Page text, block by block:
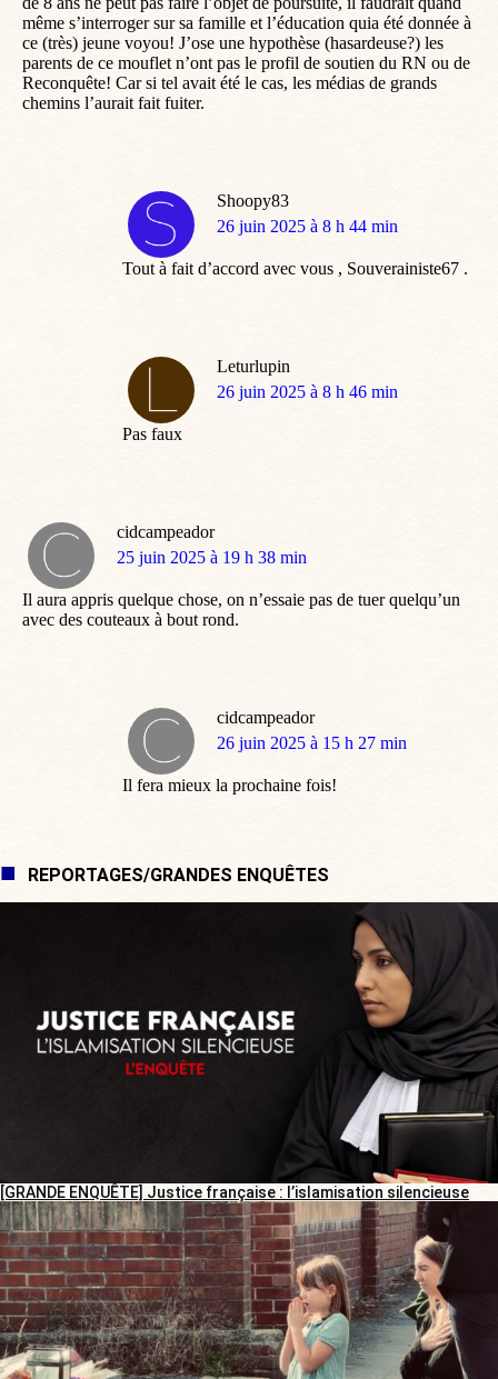
même s’interroger sur sa famille et l’éducation quia été donnée à
ce (très) jeune voyou! J’ose une hypothèse (hasardeuse?) les
parents de ce mouflet n’ont pas le profil de soutien du RN ou de
Reconquête! Car si tel avait été le cas, les médias de grands
chemins l’aurait fait fuiter.
Shoopy83
dit
26 juin 2025 à 8 h 44 min
Tout à fait d’accord avec vous , Souverainiste67 .
Leturlupin
dit
26 juin 2025 à 8 h 46 min
Pas faux
cidcampeador
dit
25 juin 2025 à 19 h 38 min
Il aura appris quelque chose, on n’essaie pas de tuer quelqu’un
avec des couteaux à bout rond.
cidcampeador
dit
26 juin 2025 à 15 h 27 min
Il fera mieux la prochaine fois!
REPORTAGES/GRANDES ENQUÊTES
[GRANDE ENQUÊTE] Justice française : l’islamisation silencieuse